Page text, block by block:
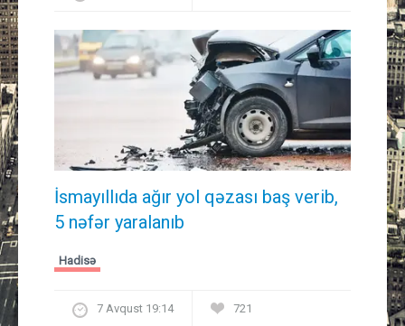
İsmayıllıda ağır yol qəzası baş verib,
5 nəfər yaralanıb
Hadisə
7 Avqust 19:14 721